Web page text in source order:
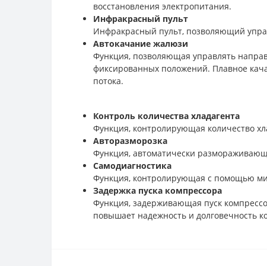
восстановления электропитания.
Инфракрасный пульт
Инфракрасный пульт, позволяющий
Автокачание жалюзи
Функция, позволяющая управлять
фиксированных положений. Плавное
потока.
Контроль количества хладагента
Функция, контролирующая количество
Авторазморозка
Функция, автоматически
Самодиагностика
Функция, контролирующая с помощью
Задержка пуска компрессора
Функция, задерживающая пуск
повышает надежность и долговечность